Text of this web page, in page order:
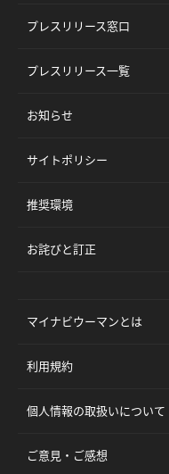
プレスリリース窓口
プレスリリース一覧
お知らせ
サイトポリシー
推奨環境
お詫びと訂正
マイナビウーマンとは
利用規約
個人情報の取扱いについて
ご意見・ご感想